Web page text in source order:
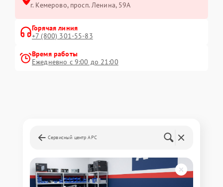
г. Кемерово, просп. Ленина, 59А
Горячая линия
+7 (800) 301-55-83
Время работы
Ежедневно с 9:00 до 21:00
Сервисный центр APC